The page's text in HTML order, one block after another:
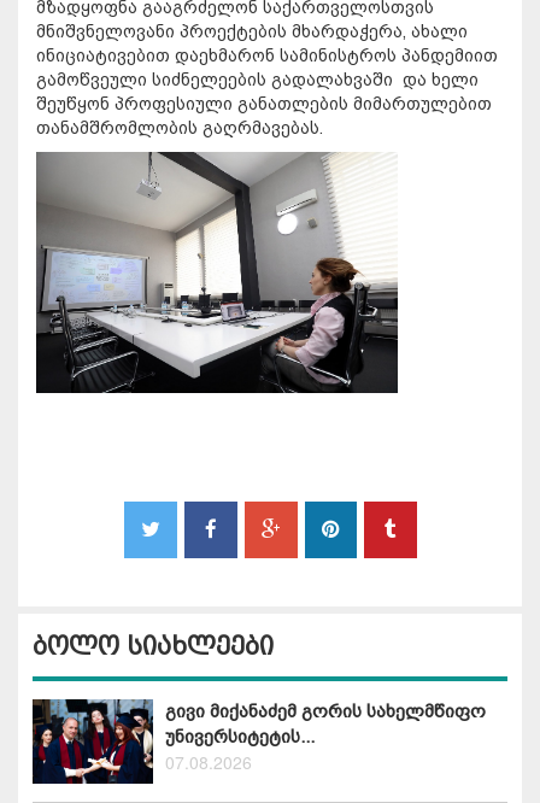
მზადყოფნა გააგრძელონ საქართველოსთვის
მნიშვნელოვანი პროექტების მხარდაჭერა, ახალი
ინიციატივებით დაეხმარონ სამინისტროს პანდემიით
გამოწვეული სიძნელეების გადალახვაში და ხელი
შეუწყონ პროფესიული განათლების მიმართულებით
თანამშრომლობის გაღრმავებას.
ბოლო სიახლეები
გივი მიქანაძემ გორის სახელმწიფო
უნივერსიტეტის...
07.08.2026